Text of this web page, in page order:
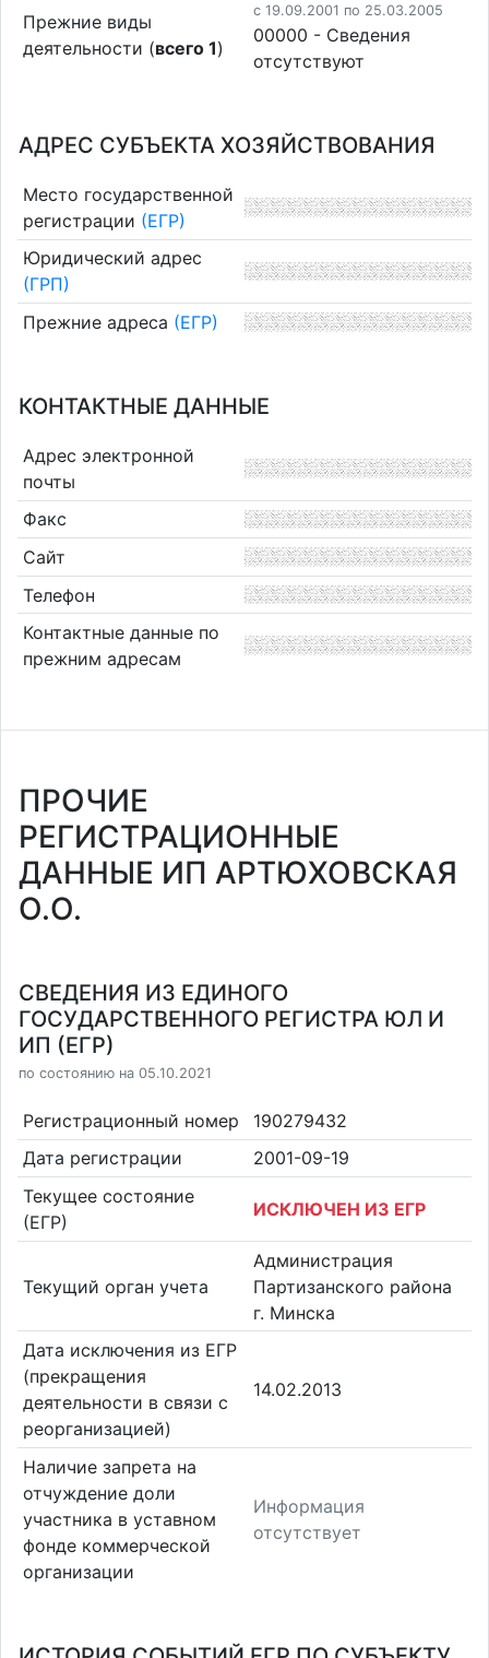
Прежние виды
деятельности (всего 1)
c 19.09.2001 по 25.03.2005
00000 - Cведения
отсутствуют
АДРЕС СУБЪЕКТА ХОЗЯЙСТВОВАНИЯ
Место государственной
регистрации (ЕГР)
Юридический адрес
(ГРП)
Прежние адреса (ЕГР)
КОНТАКТНЫЕ ДАННЫЕ
Адрес электронной
почты
Факс
Сайт
Телефон
Контактные данные по
прежним адресам
ПРОЧИЕ
РЕГИСТРАЦИОННЫЕ
ДАННЫЕ ИП АРТЮХОВСКАЯ
О.О.
СВЕДЕНИЯ ИЗ ЕДИНОГО
ГОСУДАРСТВЕННОГО РЕГИСТРА ЮЛ И
ИП (ЕГР)
по состоянию на 05.10.2021
Регистрационный номер
190279432
Дата регистрации
2001-09-19
Текущее состояние
(ЕГР)
ИСКЛЮЧЕН ИЗ ЕГР
Текущий орган учета
Администрация
Партизанского района
г. Минска
Дата исключения из ЕГР
(прекращения
деятельности в связи с
реорганизацией)
14.02.2013
Наличие запрета на
отчуждение доли
участника в уставном
фонде коммерческой
организации
Информация
отсутствует